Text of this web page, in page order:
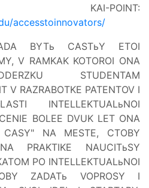
KAI-POINT:
accesstoinnovators/
BYTь CASTьY ETOI
V RAMKAK KOTOROI ONA
STUDENTAM
V RAZRABOTKE PATENTOV I
INTELLEKTUALьNOI
BOLEE DVUK LET ONA
CASY" NA MESTE, CTOBY
PRAKTIKE NAUCITьSY
PO INTELLEKTUALьNOI
ZADATь VOPROSY I